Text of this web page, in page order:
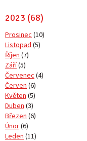
2023 (68)
Prosinec (10)
Listopad (5)
Říjen (7)
Září(5)
Červenec (4)
Červen (6)
Květen (5)
Duben (3)
Březen (6)
Únor(6)
Leden (11)